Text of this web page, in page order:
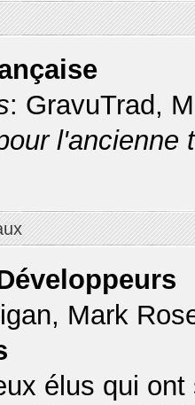
: GravuTrad,
l'ancienne
Mark
élus qui